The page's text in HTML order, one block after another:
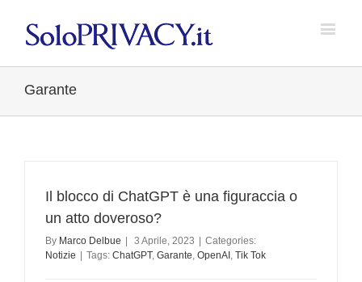
Garante
Il blocco di ChatGPT è una figuraccia o
un atto doveroso?
By Marco Delbue 3 Aprile, 2023
Categories:
Notizie
Tags: ChatGPT, Garante, OpenAI , Tik Tok